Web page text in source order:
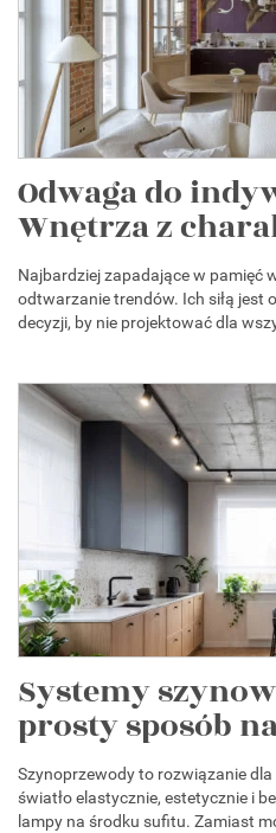
Odwaga do
Wnętrza z
Najbardziej zapadające w pamięć
odtwarzanie trendów. Ich siłą jest
decyzji, by nie projektować dla
Systemy
prosty sposób
Szynoprzewody to rozwiązanie
światło elastycznie, estetycznie i
lampy na środku sufitu. Zamiast